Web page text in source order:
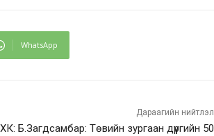
WhatsApp
Дараагийн нийтлэл
Б.Загдсамбар: Төвийн зургаан дүүргийн 50